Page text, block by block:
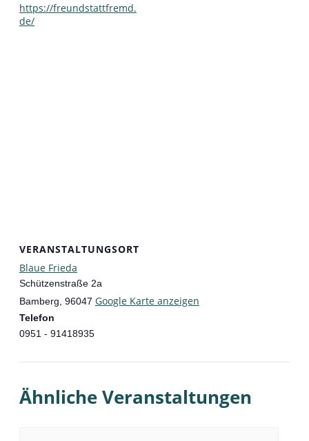
https://freundstattfremd.
de/
VERANSTALTUNGSORT
Blaue Frieda
Schützenstraße 2a
Bamberg 96047 Google Karte anzeigen
Telefon
0951 - 91418935
Ähnliche Veranstaltungen